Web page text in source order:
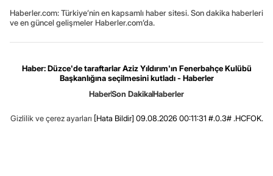
Haberler.com: Türkiye’nin en kapsamlı haber sitesi. Son dakika haberleri
ve en güncel gelişmeler Haberler.com’da.
Haber: Düzce'de taraftarlar Aziz Yıldırım'ın Fenerbahçe Kulübü
Başkanlığına seçilmesini kutladı - Haberler
HaberSon DakikaHaberler
Gizlilik ve çerez ayarları [Hata Bildir] 09.08.2026 00:11:31 #.0.3# .HCFOK.